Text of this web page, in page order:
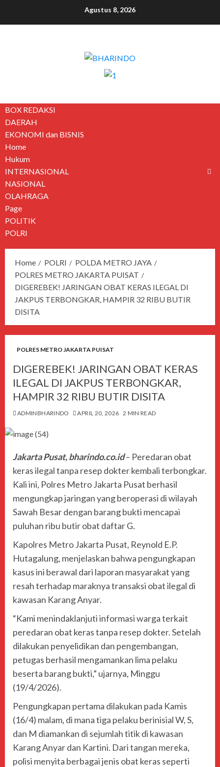
Agustus 8, 2026
BOX REDAKSI
DAERAH
EKONOMI dan BISNIS
Home
Hukum
INTERNASIONAL
NASIONAL
OLAHRAGA
Page
POLITIK
POLRI
Home POLRI
POLDA METRO JAYA
POLRES METRO JAKARTA PUISAT
DIGEREBEK! JARINGAN OBAT KERAS ILEGAL DI
JAKPUS TERBONGKAR, HAMPIR 32 RIBU BUTIR
DISITA
POLRES METRO JAKARTA PUISAT
DIGEREBEK! JARINGAN OBAT KERAS
ILEGAL DI JAKPUS TERBONGKAR,
HAMPIR 32 RIBU BUTIR DISITA
ADMINBHARINDO APRIL 20, 2026 2 MIN READ
Jakarta Pusat, bharindo.co.id– Peredaran obat
keras ilegal tanpa resep dokter kembali terbongkar.
Kali ini, Polres Metro Jakarta Pusat berhasil
mengungkap jaringan yang beroperasi di wilayah
Sawah Besar dengan barang bukti mencapai
puluhan ribu butir obat daftar G.
Kapolres Metro Jakarta Pusat, Reynold E.P.
Hutagalung, menjelaskan bahwa pengungkapan
kasus ini berawal dari laporan masyarakat yang
resah terhadap maraknya transaksi obat ilegal di
kawasan Karang Anyar.
“Kami menindaklanjuti informasi warga terkait
peredaran obat keras tanpa resep dokter. Setelah
dilakukan penyelidikan dan pengembangan,
petugas berhasil mengamankan lima pelaku
beserta barang bukti,” ujarnya, Minggu
(19/4/2026).
Pengungkapan pertama dilakukan pada Kamis
(16/4) malam, di mana tiga pelaku berinisial W, S,
dan M diamankan di sejumlah titik di kawasan
Karang Anyar dan Kartini. Dari tangan mereka,
polisi menyita berbagai jenis obat keras seperti